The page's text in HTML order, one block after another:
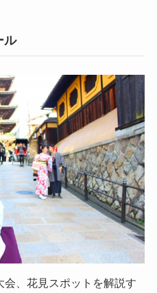
ル
会、花見スポットを解説す